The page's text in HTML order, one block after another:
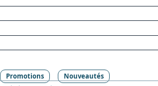
Promotions Nouveautés